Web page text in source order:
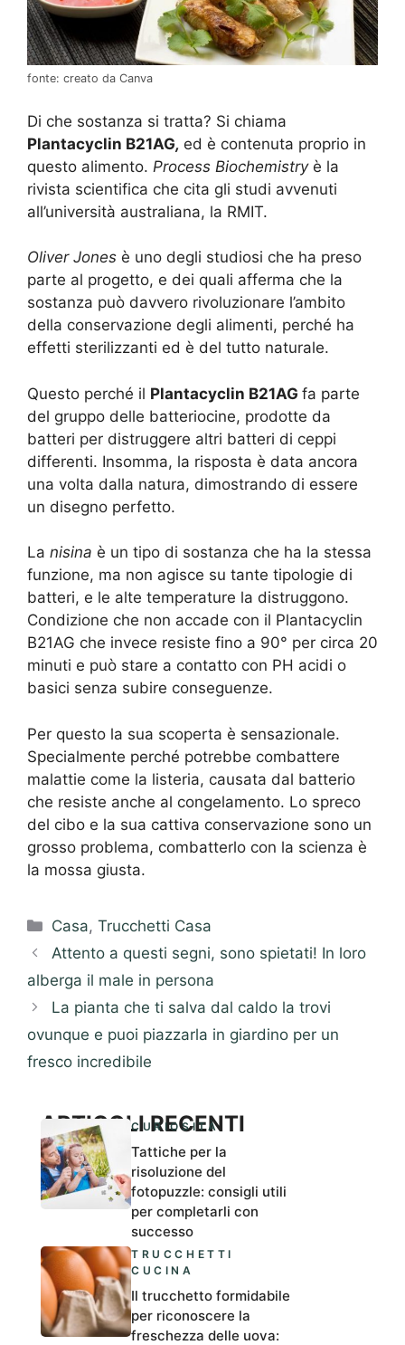
fonte: creato da Canva
Di che sostanza si tratta? Si chiama
Plantacyclin B21AG, ed è contenuta proprio in
questo alimento. Process Biochemistry è la
rivista scientifica che cita gli studi avvenuti
all’università australiana, la RMIT.
Oliver Jones è uno degli studiosi che ha preso
parte al progetto, e dei quali afferma che la
sostanza può davvero rivoluzionare l’ambito
della conservazione degli alimenti, perché ha
effetti sterilizzanti ed è del tutto naturale.
Questo perché il Plantacyclin B21AG fa parte
del gruppo delle batteriocine, prodotte da
batteri per distruggere altri batteri di ceppi
differenti. Insomma, la risposta è data ancora
una volta dalla natura, dimostrando di essere
un disegno perfetto.
La nisina è un tipo di sostanza che ha la stessa
funzione, ma non agisce su tante tipologie di
batteri, e le alte temperature la distruggono.
Condizione che non accade con il Plantacyclin
B21AG che invece resiste fino a 90° per circa 20
minuti e può stare a contatto con PH acidi o
basici senza subire conseguenze.
Per questo la sua scoperta è sensazionale.
Specialmente perché potrebbe combattere
malattie come la listeria, causata dal batterio
che resiste anche al congelamento. Lo spreco
del cibo e la sua cattiva conservazione sono un
grosso problema, combatterlo con la scienza è
la mossa giusta.
Categorie
Casa,Trucchetti Casa
Attento a questi segni, sono spietati! In loro
alberga il male in persona
La pianta che ti salva dal caldo la trovi
ovunque e puoi piazzarla in giardino per un
fresco incredibile
ARTICOLI RECENTI
CURIOSITÀ
Tattiche per la
risoluzione del
fotopuzzle: consigli utili
per completarli con
successo
TRUCCHETTI
CUCINA
Il trucchetto formidabile
per riconoscere la
freschezza delle uova: